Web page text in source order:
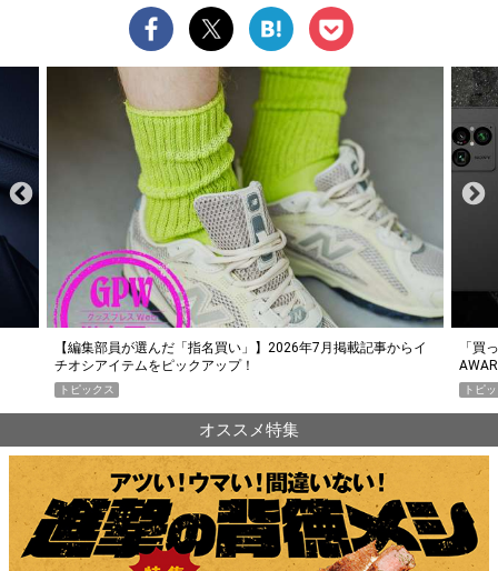
「買って損なし」の極上スマホ5選【GoodsPress 2026上半期
AWARD】
トピックス
薄着
PR
オススメ特集